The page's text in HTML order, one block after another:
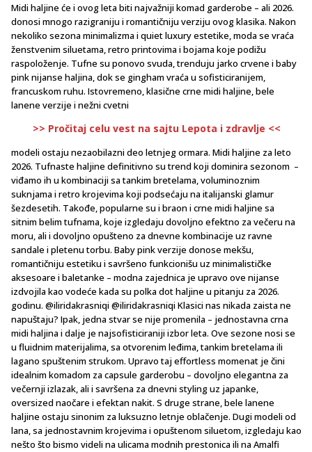
Midi haljine će i ovog leta biti najvažniji komad garderobe – ali 2026.
donosi mnogo razigraniju i romantičniju verziju ovog klasika. Nakon
nekoliko sezona minimalizma i quiet luxury estetike, moda se vraća
ženstvenim siluetama, retro printovima i bojama koje podižu
raspoloženje. Tufne su ponovo svuda, trenduju jarko crvene i baby
pink nijanse haljina, dok se gingham vraća u sofisticiranijem,
francuskom ruhu. Istovremeno, klasične crne midi haljine, bele
lanene verzije i nežni cvetni
>> Pročitaj celu vest na sajtu Lepota i zdravlje <<
modeli ostaju nezaobilazni deo letnjeg ormara. Midi haljine za leto
2026. Tufnaste haljine definitivno su trend koji dominira sezonom –
viđamo ih u kombinaciji sa tankim bretelama, voluminoznim
suknjama i retro krojevima koji podsećaju na italijanski glamur
šezdesetih. Takođe, popularne su i braon i crne midi haljine sa
sitnim belim tufnama, koje izgledaju dovoljno efektno za večeru na
moru, ali i dovoljno opušteno za dnevne kombinacije uz ravne
sandale i pletenu torbu. Baby pink verzije donose mekšu,
romantičniju estetiku i savršeno funkcionišu uz minimalističke
aksesoare i baletanke – modna zajednica je upravo ove nijanse
izdvojila kao vodeće kada su polka dot haljine u pitanju za 2026.
godinu. @iliridakrasniqi @iliridakrasniqi Klasici nas nikada zaista ne
napuštaju? Ipak, jedna stvar se nije promenila – jednostavna crna
midi haljina i dalje je najsofisticiraniji izbor leta. Ove sezone nosi se
u fluidnim materijalima, sa otvorenim leđima, tankim bretelama ili
lagano spuštenim strukom. Upravo taj effortless momenat je čini
idealnim komadom za capsule garderobu – dovoljno elegantna za
večernji izlazak, ali i savršena za dnevni styling uz japanke,
oversized naočare i efektan nakit. S druge strane, bele lanene
haljine ostaju sinonim za luksuzno letnje oblačenje. Dugi modeli od
lana, sa jednostavnim krojevima i opuštenom siluetom, izgledaju kao
nešto što bismo videli na ulicama modnih prestonica ili na Amalfi